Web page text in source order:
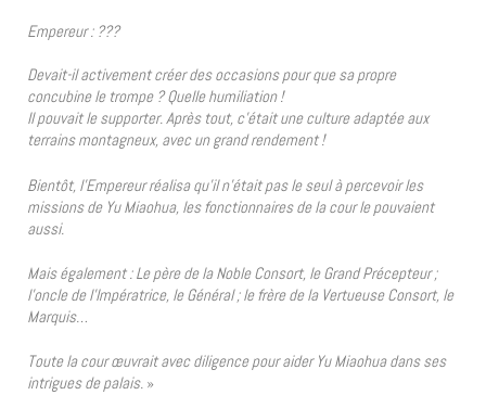
Empereur : ???
Devait-il activement créer des occasions pour que sa propre
concubine le trompe ? Quelle humiliation !
Il pouvait le supporter. Après tout, c’était une culture adaptée aux
terrains montagneux, avec un grand rendement !
Bientôt, l’Empereur réalisa qu’il n’était pas le seul à percevoir les
missions de Yu Miaohua, les fonctionnaires de la cour le pouvaient
aussi.
Mais également : Le père de la Noble Consort, le Grand Précepteur ;
l’oncle de l’Impératrice, le Général ; le frère de la Vertueuse Consort, le
Marquis…
Toute la cour œuvrait avec diligence pour aider Yu Miaohua dans ses
intrigues de palais. »